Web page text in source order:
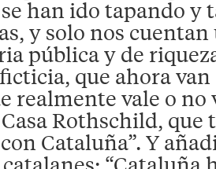
han ido tapando y
y solo nos
pública y de
que ahora van
realmente vale o no
Rothschild,
Cataluña”. Y